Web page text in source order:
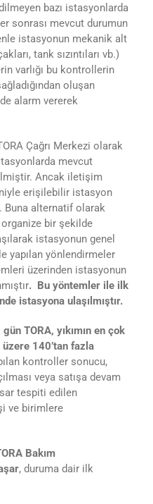
bazı istasyonlarda
sonrası mevcut durumun
istasyonun mekanik alt
tank sızıntıları vb.)
varlığı bu kontrollerin
oluşan
alarm vererek
Çağrı Merkezi olarak
mevcut
Ancak iletişim
erişilebilir istasyon
Buna alternatif olarak
organize bir şekilde
istasyonun genel
yapılan yönlendirmeler
üzerinden istasyonun
. Bu yöntemler ile ilk
istasyona ulaşılmıştır.
TORA, yıkımın en çok
140’tan fazla
kontroller sonucu,
veya satışa devam
tespiti edilen
ve birimlere
Bakım
, duruma dair ilk